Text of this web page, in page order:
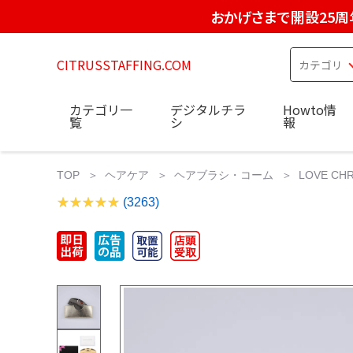
おかげさまで開設25周
CITRUSSTAFFING.COM
カテゴリ一
覧
デジタルチラ
シ
Howto情
報
TOP ヘアケア ヘアブラシ・コーム LOVE
(3263)